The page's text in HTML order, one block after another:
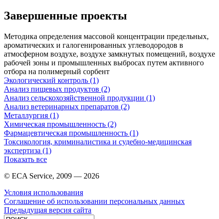
Завершенные проекты
Методика определения массовой концентрации предельных,
ароматических и галогенированных углеводородов в
атмосферном воздухе, воздухе замкнутых помещений, воздухе
рабочей зоны и промышленных выбросах путем активного
отбора на полимерный сорбент
Экологический контроль (1)
Анализ пищевых продуктов (2)
Анализ сельскохозяйственной продукции (1)
Анализ ветеринарных препаратов (2)
Металлургия (1)
Химическая промышленность (2)
Фармацевтическая промышленность (1)
Токсикология, криминалистика и судебно-медицинская
экспертиза (1)
Показать все
© ECA Service, 2009 — 2026
Условия использования
Соглашение об использовании персональных данных
Предыдущая версия сайта